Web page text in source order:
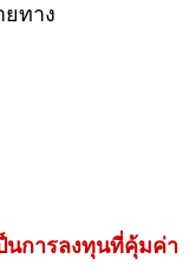
ทาง
นการลงทุนที่คุ้มค่า